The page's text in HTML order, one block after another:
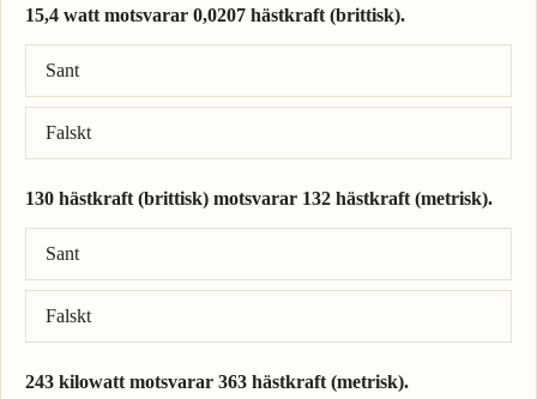
15,4 watt motsvarar 0,0207 hästkraft (brittisk).
Sant
Falskt
Rätt svar: 15,4 watt = 0,0207 hästkraft (brittisk).
130 hästkraft (brittisk) motsvarar 132 hästkraft (metrisk).
Sant
Falskt
Rätt svar: 130 hästkraft (brittisk) = 132 hästkraft (metrisk).
243 kilowatt motsvarar 363 hästkraft (metrisk).